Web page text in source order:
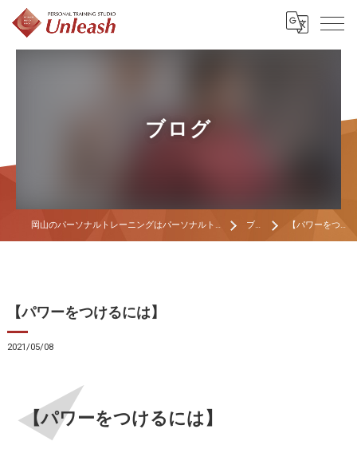
ブログ
岡山のパーソナルトレーニングはパーソナルトレーニングスタジオ Unleash ブログ 【パワーをつけるには】
【パワーをつけるには】
2021/05/08
【パワーをつけるには】